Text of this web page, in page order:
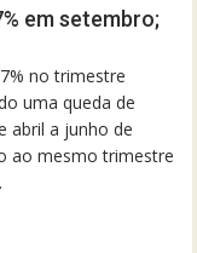
em setembro;
no trimestre
uma queda de
abril a junho de
ao mesmo trimestre